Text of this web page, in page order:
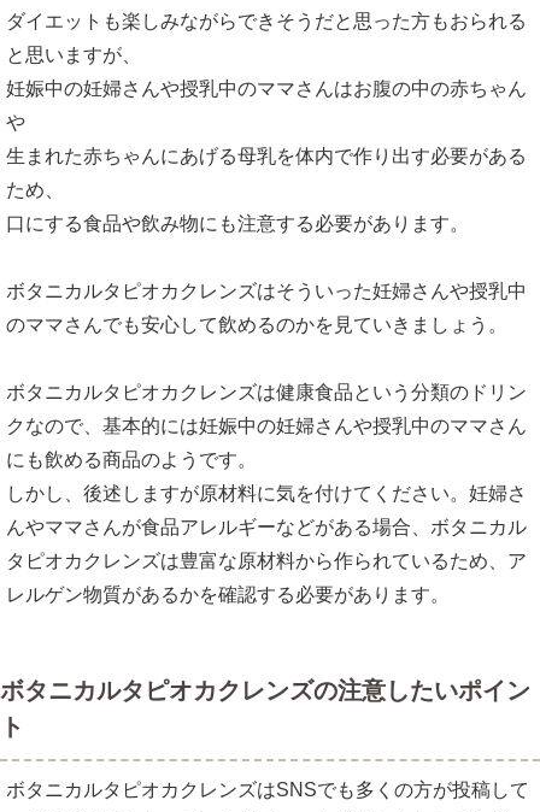
ダイエットも楽しみながらできそうだと思った方もおられる
と思いますが、
妊娠中の妊婦さんや授乳中のママさんはお腹の中の赤ちゃん
や
生まれた赤ちゃんにあげる母乳を体内で作り出す必要がある
ため、
口にする食品や飲み物にも注意する必要があります。
ボタニカルタピオカクレンズはそういった妊婦さんや授乳中
のママさんでも安心して飲めるのかを見ていきましょう。
ボタニカルタピオカクレンズは健康食品という分類のドリン
クなので、基本的には妊娠中の妊婦さんや授乳中のママさん
にも飲める商品のようです。
しかし、後述しますが原材料に気を付けてください。妊婦さ
んやママさんが食品アレルギーなどがある場合、ボタニカル
タピオカクレンズは豊富な原材料から作られているため、ア
レルゲン物質があるかを確認する必要があります。
ボタニカルタピオカクレンズの注意したいポイン
ト
ボタニカルタピオカクレンズはSNSでも多くの方が投稿して